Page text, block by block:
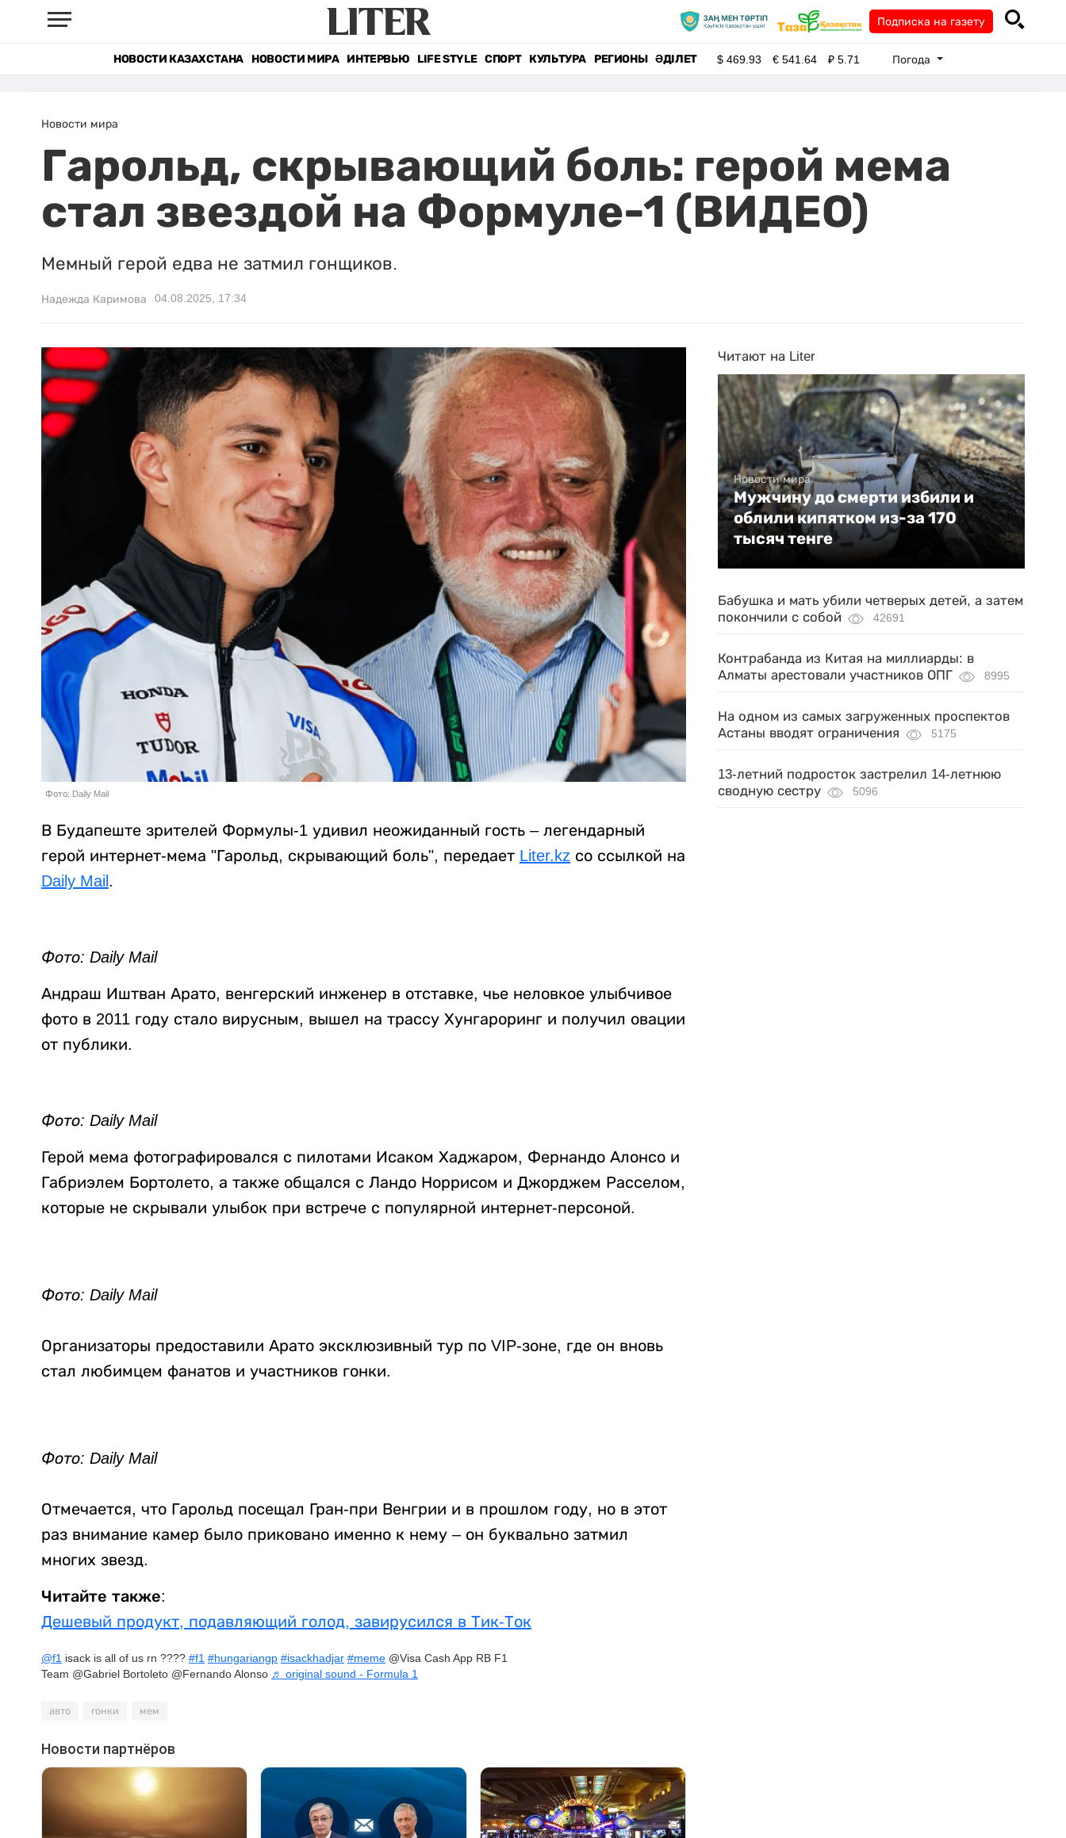
Подписка на газету
НОВОСТИ КАЗАХСТАНА НОВОСТИ МИРА ИНТЕРВЬЮ LIFE STYLE СПОРТ КУЛЬТУРА РЕГИОНЫ ӘДІЛЕТ $469.93 €541.64 ₽5.71 Погода
Новости мира
Гарольд, скрывающий боль: герой мема
стал звездой на Формуле-1 (ВИДЕО)
Мемный герой едва не затмил гонщиков.
Надежда Каримова 04.08.2025, 17:34
Фото: Daily Mail
В Будапеште зрителей Формулы-1 удивил неожиданный гость – легендарный
герой интернет-мема "Гарольд, скрывающий боль", передает Liter.kz со ссылкой на
Daily Mail.
Фото: Daily Mail
Андраш Иштван Арато, венгерский инженер в отставке, чье неловкое улыбчивое
фото в 2011 году стало вирусным, вышел на трассу Хунгароринг и получил овации
от публики.
Фото: Daily Mail
Герой мема фотографировался с пилотами Исаком Хаджаром, Фернандо Алонсо и
Габриэлем Бортолето, а также общался с Ландо Норрисом и Джорджем Расселом,
которые не скрывали улыбок при встрече с популярной интернет-персоной.
Фото: Daily Mail
Организаторы предоставили Арато эксклюзивный тур по VIP-зоне, где он вновь
стал любимцем фанатов и участников гонки.
Фото: Daily Mail
Отмечается, что Гарольд посещал Гран-при Венгрии и в прошлом году, но в этот
раз внимание камер было приковано именно к нему – он буквально затмил
многих звезд.
Читайте также:
Дешевый продукт, подавляющий голод, завирусился в Тик-Ток
@f1 isack is all of us rn ???? #f1 #hungariangp #isackhadjar #meme @Visa Cash App RB F1
Team @Gabriel Bortoleto @Fernando Alonso ♬ original sound - Formula 1
авто гонки мем
Читают на Liter
Новости мира
Мужчину до смерти избили и
облили кипятком из-за 170
тысяч тенге
Бабушка и мать убили четверых детей, а затем
покончили с собой
42691
Контрабанда из Китая на миллиарды: в
Алматы арестовали участников ОПГ
8995
На одном из самых загруженных проспектов
Астаны вводят ограничения
5175
13-летний подросток застрелил 14-летнюю
сводную сестру
5096